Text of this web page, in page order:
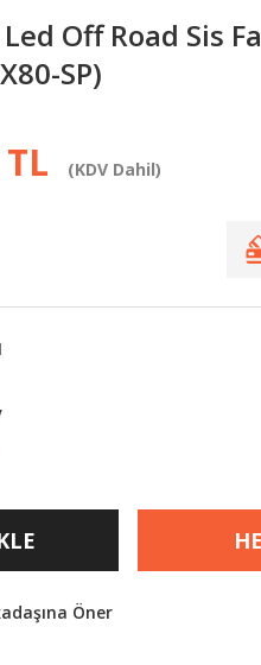
Off Road Sis
SP)
(KDV Dahil)
Öner